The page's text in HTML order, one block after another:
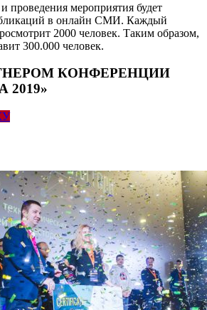
проведения мероприятия будет
в онлайн СМИ. Каждый
2000 человек. Таким образом,
300.000 человек.
КОНФЕРЕНЦИИ
2019»